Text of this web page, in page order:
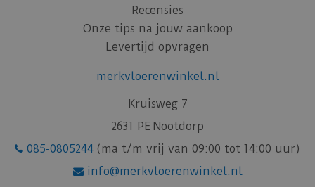
Recensies
Onze tips na jouw aankoop
Levertijd opvragen
merkvloerenwinkel.nl
Kruisweg 7
2631 PE Nootdorp
085-0805244 (ma t/m vrij van 09:00 tot 14:00 uur)
info@merkvloerenwinkel.nl